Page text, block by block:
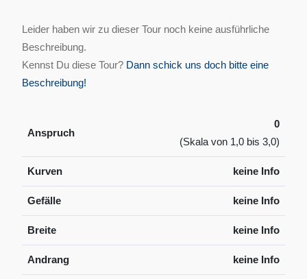
Leider haben wir zu dieser Tour noch keine ausführliche
Beschreibung.
Kennst Du diese Tour? Dann schick uns doch bitte eine
Beschreibung!
Anspruch
0
(Skala von 1,0 bis 3,0)
Kurven keine Info
Gefälle keine Info
Breite keine Info
Andrang keine Info